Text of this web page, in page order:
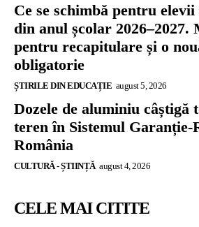
Ce se schimbă pentru
din anul școlar
pentru recapitulare și o
obligatorie
ȘTIRILE DIN EDUCAȚIE august 5, 2026
Dozele de aluminiu câștigă
teren în Sistemul
România
CULTURĂ - ȘTIINȚĂ august 4, 2026
CELE MAI CITITE